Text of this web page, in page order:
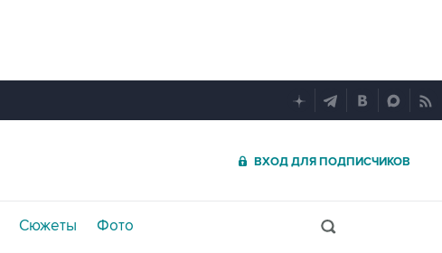
ВХОД ДЛЯ ПОДПИСЧИКОВ
Сюжеты Фото